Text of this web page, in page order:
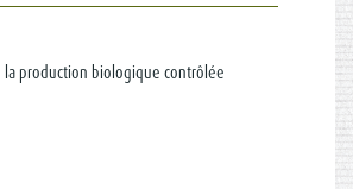
la production biologique contrôlée